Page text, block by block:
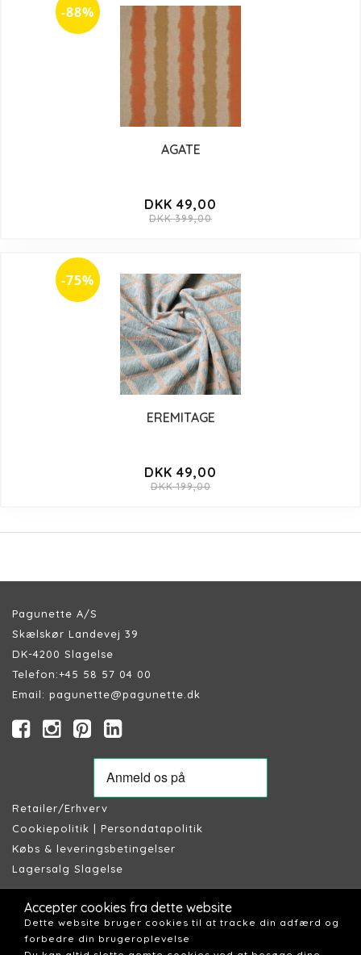
-88%
AGATE
DKK 49,00
DKK 399,00
-75%
EREMITAGE
DKK 49,00
DKK 199,00
Pagunette A/S
Skælskør Landevej 39
DK-4200 Slagelse
Telefon:+45 58 57 04 00
Email: pagunette@pagunette.dk
Retailer/Erhverv
Cookiepolitik | Persondatapolitik
Købs & leveringsbetingelser
Lagersalg Slagelse
Accepter cookies fra dette website
Dette website bruger cookies til at tracke din adfærd og
forbedre din brugeroplevelse